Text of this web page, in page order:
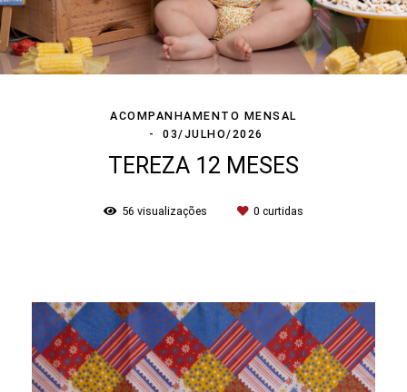
ACOMPANHAMENTO MENSAL
03/JULHO/2026
TEREZA 12 MESES
56 visualizações 0 curtidas